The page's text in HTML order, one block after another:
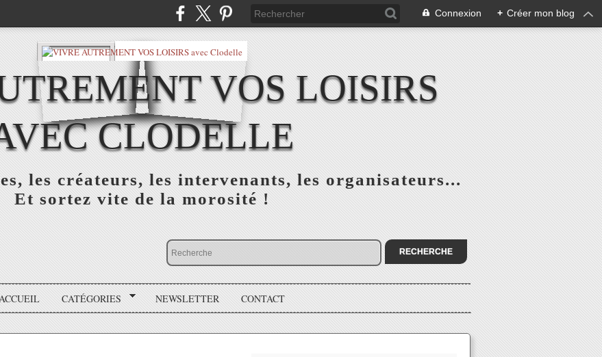
Connexion + Créer mon blog
VOS LOISIRS
CLODELLE
les créateurs, les intervenants, les organisateurs...
Et sortez vite de la morosité !
ACCUEIL CATÉGORIES NEWSLETTER CONTACT